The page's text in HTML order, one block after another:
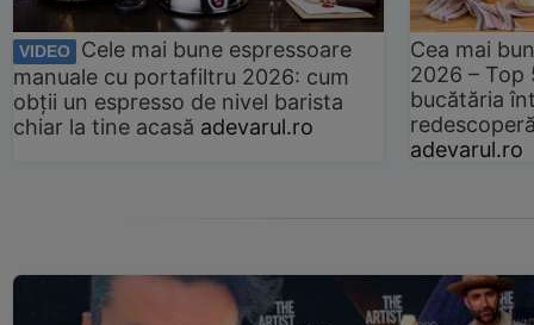
VIDEO
Cele mai bune espressoare
manuale cu portafiltru 2026: cum
obții un espresso de nivel barista
chiar la tine acasă adevarul.ro
Cea mai
2026 –
bucătăria
adevarul.ro